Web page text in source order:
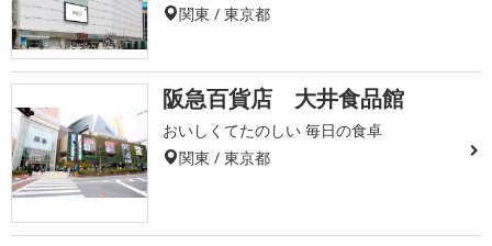
関東 / 東京都
阪急百貨店 大井食品館
おいしくてたのしい 毎日の食卓
関東 / 東京都